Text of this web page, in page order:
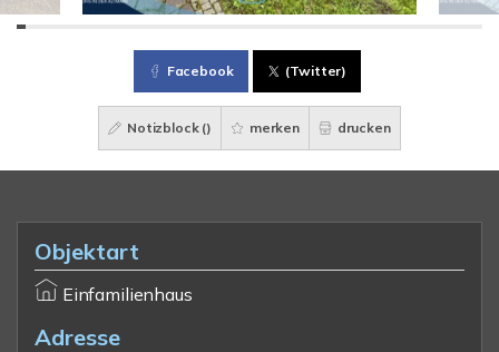
Facebook (Twitter)
Notizblock () merken drucken
Objektart
Einfamilienhaus
Adresse